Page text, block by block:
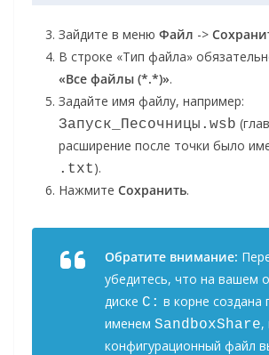
Зайдите в меню Файл ->
В строке «Тип файла»
«Все файлы (*.*)».
Задайте имя файлу, например:
Запуск_Песочницы.wsb
расширение после точки было
.txt).
Нажмите Сохранить.
Обратите внимание:
убедитесь, что на вашем
диске C: в корне создана
именем SandboxShare,
конфигурационный файл